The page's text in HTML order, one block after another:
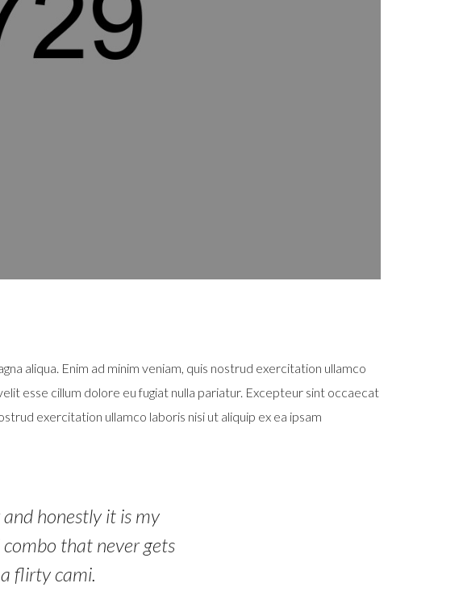
aliqua. Enim ad minim veniam, quis nostrud exercitation ullamco
esse cillum dolore eu fugiat nulla pariatur. Excepteur sint occaecat
exercitation ullamco laboris nisi ut aliquip ex ea ipsam
honestly it is my
that never gets
flirty cami.